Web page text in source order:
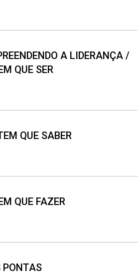
A LIDERANÇA /
QUE SER
QUE SABER
QUE FAZER